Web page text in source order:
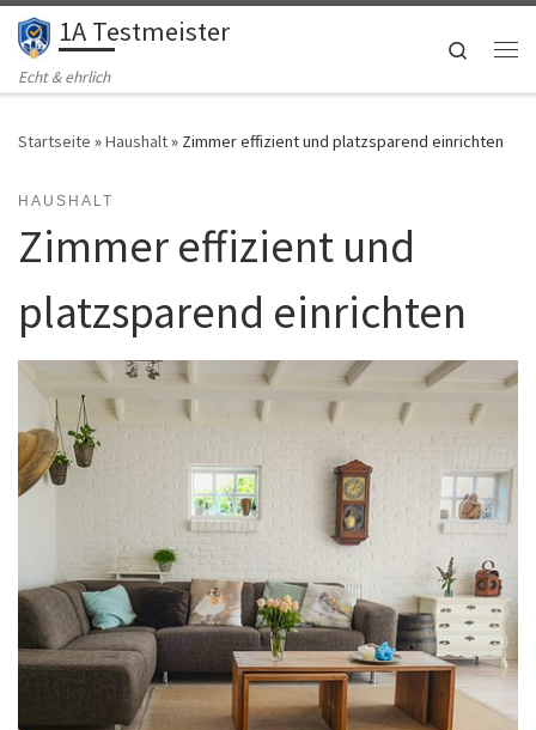
Zum Inhalt springen
1A Testmeister
Echt & ehrlich
Search
Startseite »Haushalt» Zimmer effizient und platzsparend einrichten
HAUSHALT
Zimmer effizient und
platzsparend einrichten